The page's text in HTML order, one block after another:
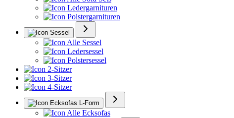
Ledergarnituren
Polstergarnituren
Sessel
Alle Sessel
Ledersessel
Polstersessel
2-Sitzer
3-Sitzer
4-Sitzer
Ecksofas L-Form
Alle Ecksofas